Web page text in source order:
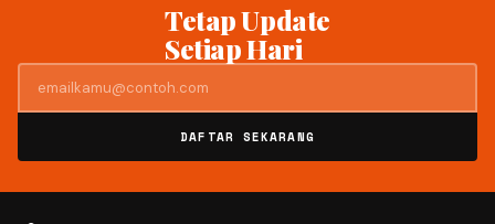
Tetap Update
Setiap Hari
DAFTAR SEKARANG